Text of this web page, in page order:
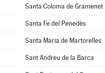
Santa Coloma de Gramenet
Santa Fe del Penedès
Santa Maria de Martorelles
Sant Andreu de la Barca